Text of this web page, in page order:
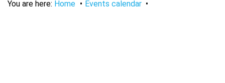
You are here: Home Events calendar